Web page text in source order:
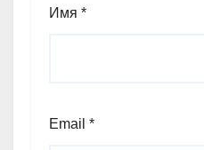
Имя *
Email *